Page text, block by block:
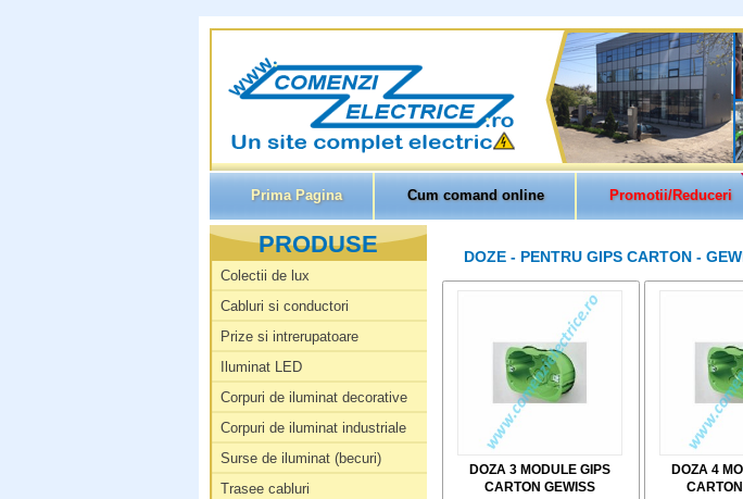
Prima Pagina Cum comand online Promotii/Reduceri
PRODUSE
Colectii de lux
Cabluri si conductori
Prize si intrerupatoare
Iluminat LED
Corpuri de iluminat decorative
Corpuri de iluminat industriale
Surse de iluminat (becuri)
Trasee cabluri
DOZE - PENTRU GIPS CARTON -
DOZA 3 MODULE GIPS
CARTON GEWISS
DOZA 4